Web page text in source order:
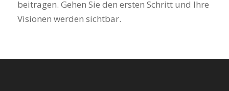
beitragen. Gehen Sie den ersten Schritt und Ihre
Visionen werden sichtbar.